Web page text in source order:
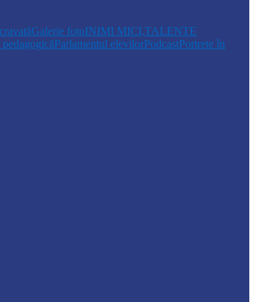
Galerie fotoINIMI MICI,TALENTE
pedagogicăParlamentul elevilorPodcastPortrete în